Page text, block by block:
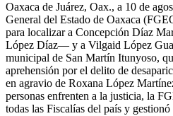
Oaxaca de Juárez, Oax., a 10 de
General del Estado de Oaxaca
para localizar a Concepción Díaz
López Díaz— y a Vilgaid López
municipal de San Martín Itunyoso,
aprehensión por el delito de
en agravio de Roxana López
personas enfrenten a la justicia, la
todas las Fiscalías del país y